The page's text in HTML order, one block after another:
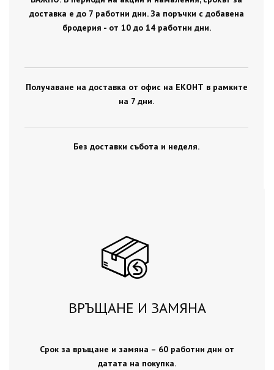
доставка е до 7 работни дни. За поръчки с добавена
бродерия - от 10 до 14 работни дни.
Получаване на доставка от офис на ЕКОНТ в рамките
на 7 дни.
Без доставки събота и неделя.
ВРЪЩАНЕ И ЗАМЯНА
Срок за връщане и замяна – 60 работни дни от
датата на покупка.